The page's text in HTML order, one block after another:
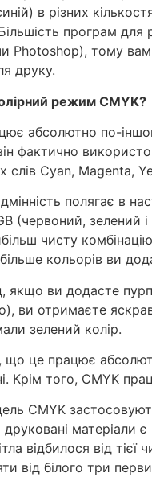
в різних
програм
Photoshop), тому
друку.
режим CMYK?
абсолютно по-
фактично
слів Cyan, Magenta,
полягає в
(червоний, зелений і
чисту
кольорів ви
якщо ви додасте
ви отримаєте
зелений колір.
що це працює
Крім того, CMYK
CMYK
друковані
відбилося від
від білого три